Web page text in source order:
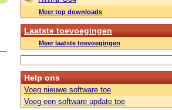
Meer top downloads
Laatste toevoegingen
Meer laatste toevoegingen
Help ons
Voeg nieuwe software toe
Voeg een software update toe